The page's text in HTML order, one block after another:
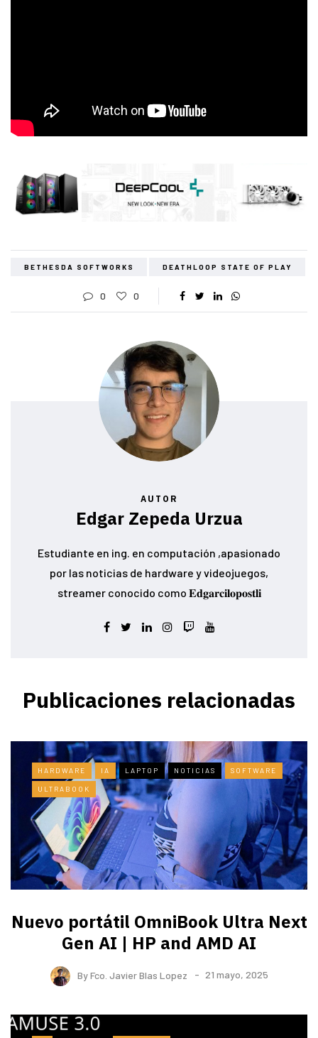
BETHESDA SOFTWORKS DEATHLOOP STATE OF PLAY
0 0
AUTOR
Edgar Zepeda Urzua
Estudiante en ing. en computación ,apasionado
por las noticias de hardware y videojuegos,
streamer conocido como 𝐄𝐝𝐠𝐚𝐫𝐜𝐢𝐥𝐨𝐩𝐨𝐬𝐭𝐥𝐢
Publicaciones relacionadas
HARDWARE IA LAPTOP NOTICIAS SOFTWARE
ULTRABOOK
Nuevo portátil OmniBook Ultra ​Next
Gen AI | HP and AMD AI
ByFco. Javier Blas Lopez 21 mayo, 2025